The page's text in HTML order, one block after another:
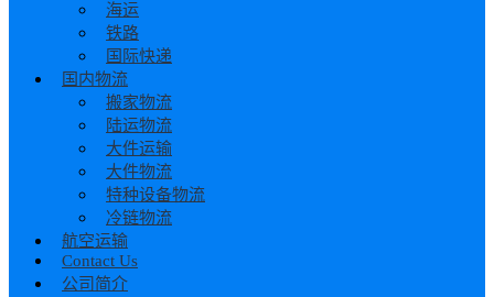
海运
铁路
国际快递
国内物流
搬家物流
陆运物流
大件运输
大件物流
特种设备物流
冷链物流
航空运输
Contact Us
公司简介